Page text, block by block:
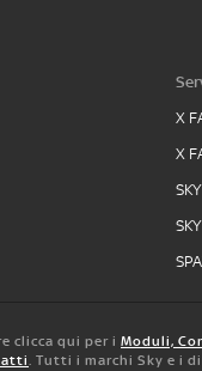
X
X
clicca qui per i Moduli,
. Tutti i marchi Sky e i